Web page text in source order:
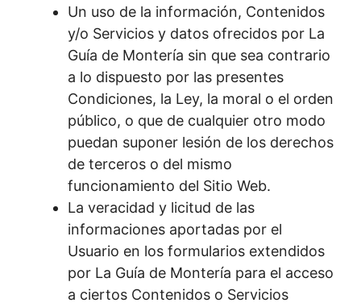
Un uso de la información, Contenidos
y/o Servicios y datos ofrecidos por La
Guía de Montería sin que sea contrario
a lo dispuesto por las presentes
Condiciones, la Ley, la moral o el orden
público, o que de cualquier otro modo
puedan suponer lesión de los derechos
de terceros o del mismo
funcionamiento del Sitio Web.
La veracidad y licitud de las
informaciones aportadas por el
Usuario en los formularios extendidos
por La Guía de Montería para el acceso
a ciertos Contenidos o Servicios